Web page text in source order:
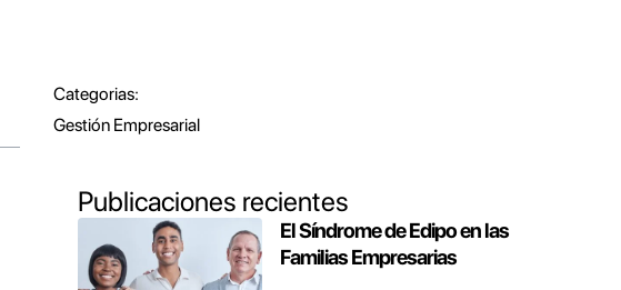
Categorias:
Gestión Empresarial
Publicaciones recientes
El Síndrome de Edipo en las
Familias Empresarias